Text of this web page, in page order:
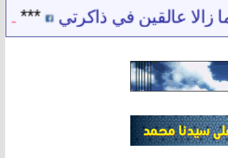
عالقين في ذاكرتي *** شيخ